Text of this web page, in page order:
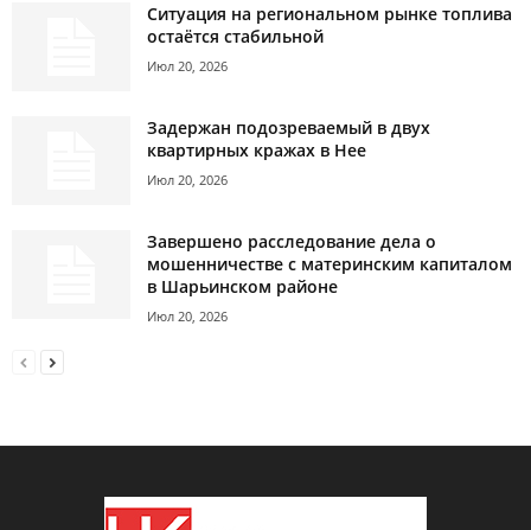
Ситуация на региональном рынке топлива
остаётся стабильной
Июл 20, 2026
Задержан подозреваемый в двух
квартирных кражах в Нее
Июл 20, 2026
Завершено расследование дела о
мошенничестве с материнским капиталом
в Шарьинском районе
Июл 20, 2026